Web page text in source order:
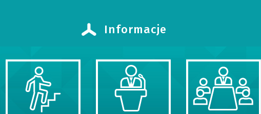
Informacje